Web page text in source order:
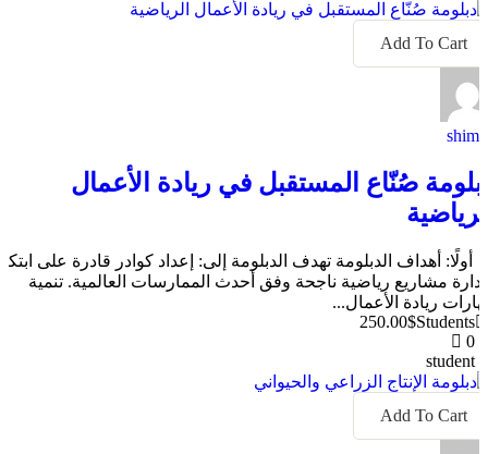
Add To Cart
صُنّاع المستقبل في ريادة الأعمال
أولًا: أهداف الدبلومة تهدف الدبلومة إلى: إعداد كوادر قادرة على
مشاريع رياضية ناجحة وفق أحدث الممارسات العالمية. تنمية
ريادة الأعمال...
Students
0
student
250.00$
Add To Cart